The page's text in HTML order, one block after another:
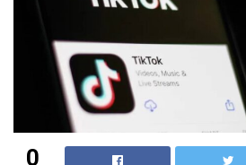
0